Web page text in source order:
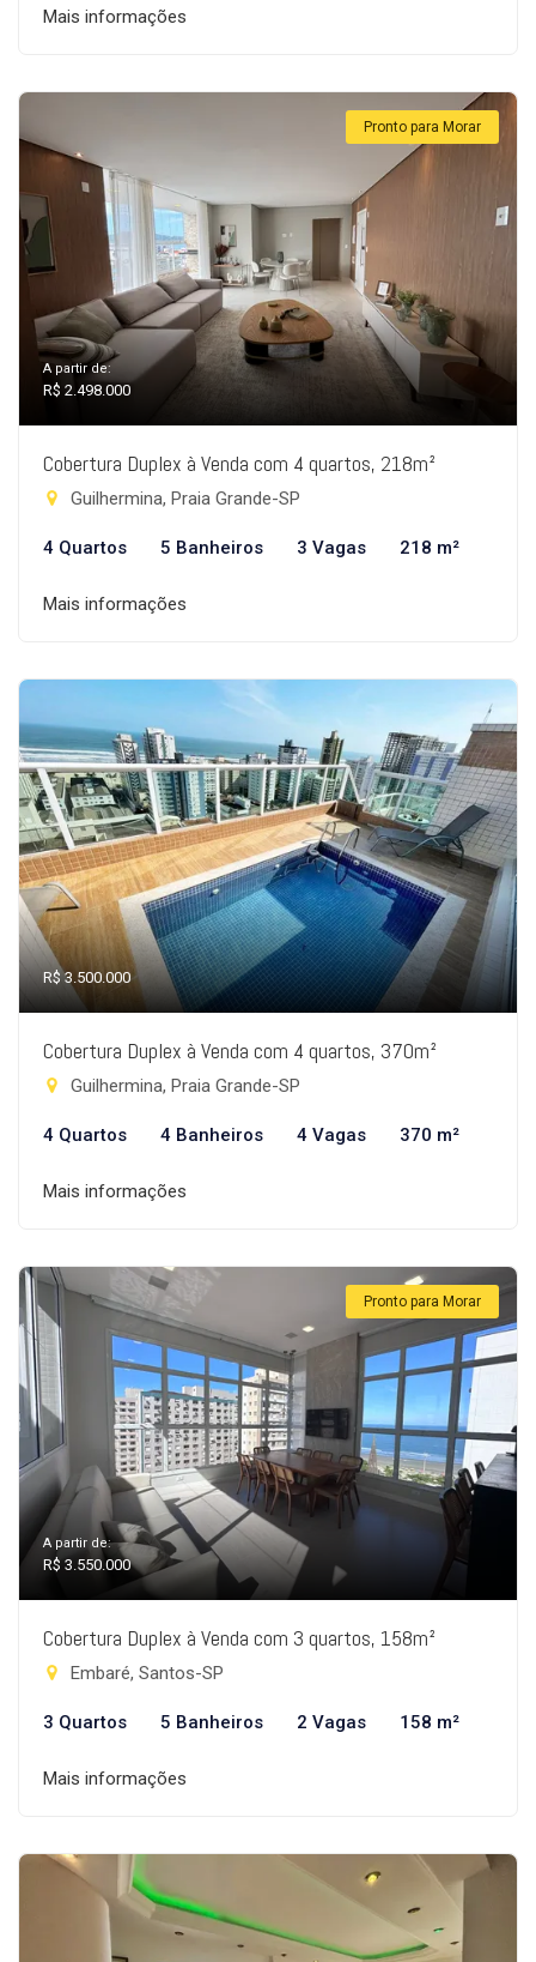
Mais informações
Pronto para Morar
A partir de:
R$ 2.498.000
Cobertura Duplex à Venda com 4 quartos, 218m²
Guilhermina, Praia Grande-SP
4 Quartos 5 Banheiros 3 Vagas 218 m²
Mais informações
R$ 3.500.000
Cobertura Duplex à Venda com 4 quartos, 370m²
Guilhermina, Praia Grande-SP
4 Quartos 4 Banheiros 4 Vagas 370 m²
Mais informações
Pronto para Morar
A partir de:
R$ 3.550.000
Cobertura Duplex à Venda com 3 quartos, 158m²
Embaré, Santos-SP
3 Quartos 5 Banheiros 2 Vagas 158 m²
Mais informações